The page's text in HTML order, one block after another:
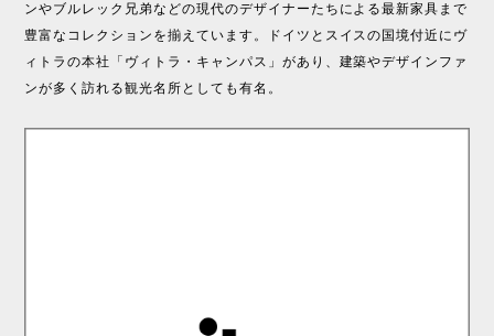
ンやブルレック兄弟などの現代のデザイナーたちによる最新家具まで
豊富なコレクションを揃えています。ドイツとスイスの国境付近にヴ
ィトラの本社「ヴィトラ・キャンパス」があり、建築やデザインファ
ンが多く訪れる観光名所としても有名。